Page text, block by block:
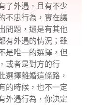
了外遇，且有不少
不忠行為，實在讓
問題，還是有其他
有外遇的情況；雖
是唯一的選擇，但
或者是對方的行
選擇離婚這條路，
的時候，也不一定
外遇行為，你決定